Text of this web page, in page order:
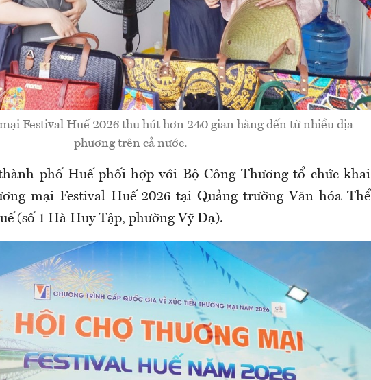
Festival Huế 2026 thu hút hơn 240 gian hàng đến từ nhiều địa
phương trên cả nước.
phố Huế phối hợp với Bộ Công Thương tổ chức khai
mại Festival Huế 2026 tại Quảng trường Văn hóa Thể
(số 1 Hà Huy Tập, phường Vỹ Dạ).